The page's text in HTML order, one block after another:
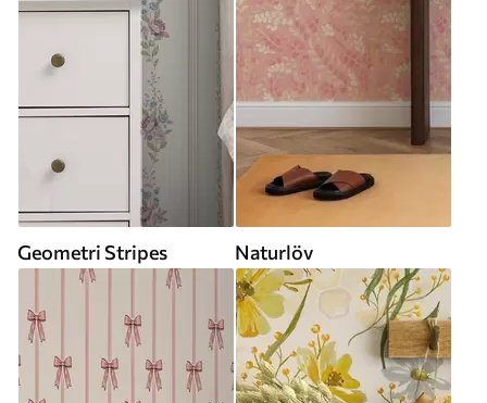
Geometri Stripes Naturlöv